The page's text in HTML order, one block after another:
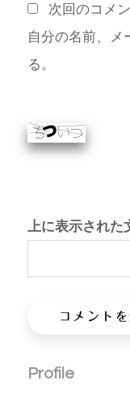
次回のコメ
自分の名前、メ
る。
上に表示された
Profile